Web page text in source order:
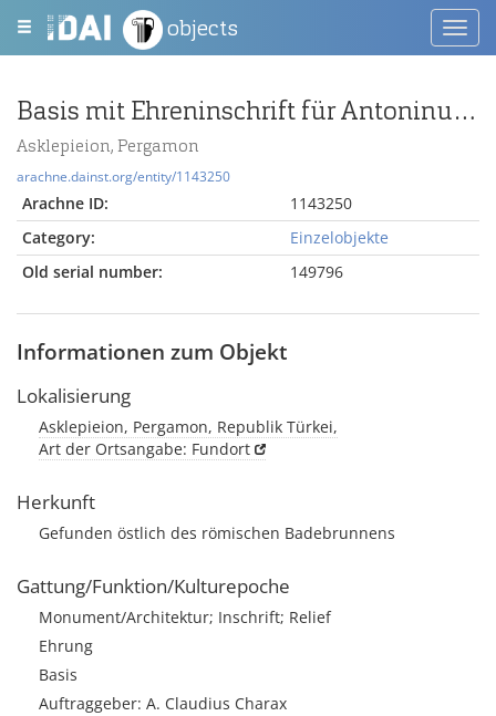
objects
Basis mit Ehreninschrift für Antoninus Pius
Asklepieion, Pergamon
arachne.dainst.org/entity/1143250
Arachne ID:
1143250
Category:
Einzelobjekte
Old serial number:
149796
Informationen zum Objekt
Lokalisierung
Asklepieion, Pergamon, Republik Türkei,
Art der Ortsangabe: Fundort
Herkunft
Gefunden östlich des römischen Badebrunnens
Gattung/Funktion/Kulturepoche
Monument/Architektur; Inschrift; Relief
Ehrung
Basis
Auftraggeber: A. Claudius Charax